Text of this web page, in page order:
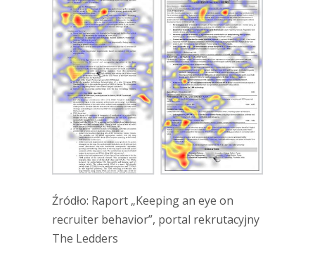
Źródło: Raport „Keeping an eye on
recruiter behavior”, portal rekrutacyjny
The Ledders